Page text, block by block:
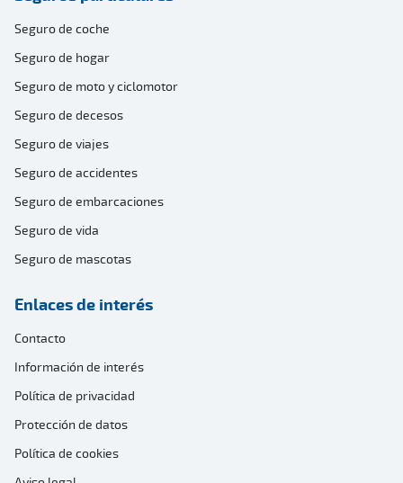
Seguro de coche
Seguro de hogar
Seguro de moto y ciclomotor
Seguro de decesos
Seguro de viajes
Seguro de accidentes
Seguro de embarcaciones
Seguro de vida
Seguro de mascotas
Enlaces de interés
Contacto
Información de interés
Política de privacidad
Protección de datos
Política de cookies